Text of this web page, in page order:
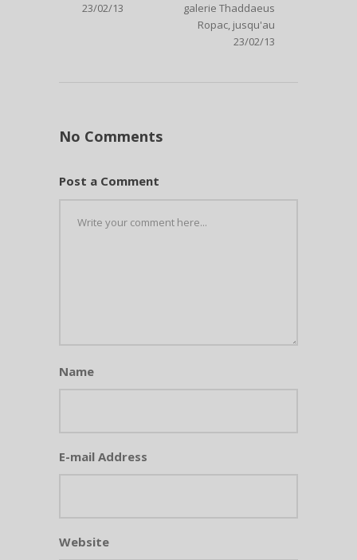
23/02/13
galerie Thaddaeus
Ropac, jusqu'au
23/02/13
No Comments
Post a Comment
Name
E-mail Address
Website